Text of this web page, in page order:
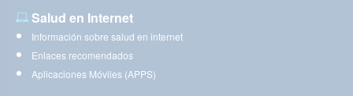
Salud en Internet
Información sobre salud en internet
Enlaces recomendados
Aplicaciones Móviles (APPS)